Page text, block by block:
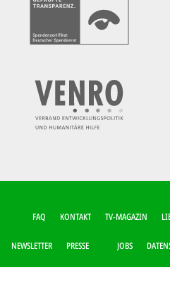
FUSSZEILEN-M
FAQ KONTAKT TV-MAGAZIN
NEWSLETTER PRESSE JOBS